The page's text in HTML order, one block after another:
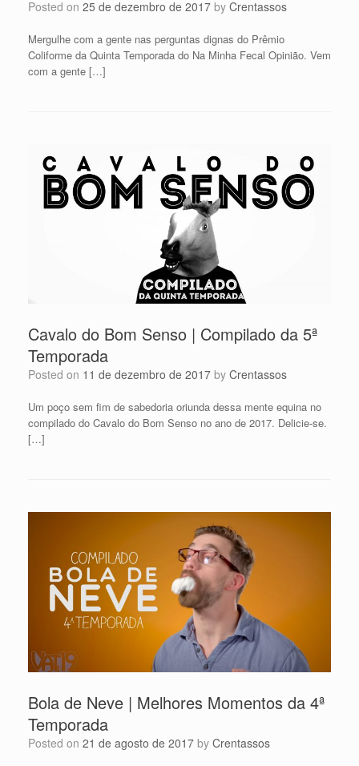
Posted on 25 de dezembro de 2017 by Crentassos
Mergulhe com a gente nas perguntas dignas do Prêmio
Coliforme da Quinta Temporada do Na Minha Fecal Opinião. Vem
com a gente […]
Cavalo do Bom Senso | Compilado da 5ª
Temporada
Posted on 11 de dezembro de 2017 by Crentassos
Um poço sem fim de sabedoria oriunda dessa mente equina no
compilado do Cavalo do Bom Senso no ano de 2017. Delicie-se.
[…]
Bola de Neve | Melhores Momentos da 4ª
Temporada
Posted on 21 de agosto de 2017 by Crentassos